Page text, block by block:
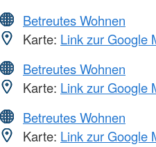
Betreutes Wohnen
Karte: Link zur Google
Betreutes Wohnen
Karte: Link zur Google
Betreutes Wohnen
Karte: Link zur Google